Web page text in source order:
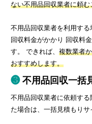
ない不用品回収業者に頼
不用品回収業者を利用す
回収料金がかかり 回収料
す。 できれば、 複数業者
おすすめします。
不用品回収一括
不用品回収業者に依頼す
た場合は、一括見積もりサ